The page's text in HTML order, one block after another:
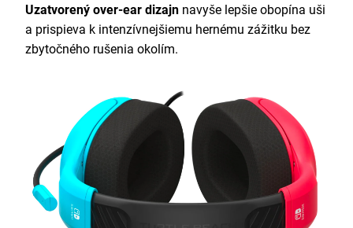
Uzatvorený over-ear dizajn navyše lepšie obopína uši
a prispieva k intenzívnejšiemu hernému zážitku bez
zbytočného rušenia okolím.